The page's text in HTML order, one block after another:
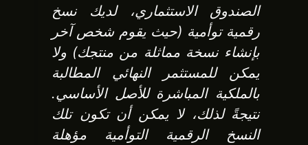
الصندوق الاستثماري، لديك نسخ
رقمية توأمية (حيث يقوم شخص آخر
بإنشاء نسخة مماثلة من منتجك) ولا
يمكن للمستثمر النهائي المطالبة
بالملكية المباشرة للأصل الأساسي.
نتيجةً لذلك، لا يمكن أن تكون تلك
النسخ الرقمية التوأمية مؤهلة